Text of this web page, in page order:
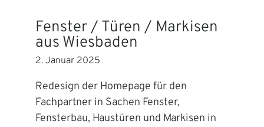
Fenster / Türen / Markisen
aus Wiesbaden
2. Januar 2025
Redesign der Homepage für den
Fachpartner in Sachen Fenster,
Fensterbau, Haustüren und Markisen in